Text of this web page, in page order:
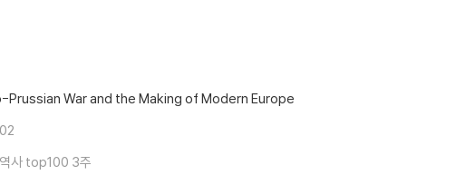
Prussian War and the Making of Modern Europe
역사 top100 3주